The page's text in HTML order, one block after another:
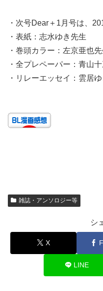
・次号Dear＋1月号は、
・表紙：志水ゆき先生
・巻頭カラー：左京亜也
・全プレペーパー：青山
・リレーエッセイ：雲居
雑誌・アンソロジー等
シ
X
LINE